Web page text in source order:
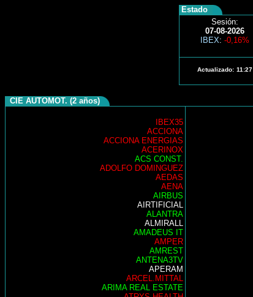
Estado
Sesión:
07-08-2026
IBEX: -0,16%
Actualizado: 11:27
CIE AUTOMOT. (2 años)
IBEX35
ACCIONA
ACCIONA ENERGIAS
ACERINOX
ACS CONST.
ADOLFO DOMINGUEZ
AEDAS
AENA
AIRBUS
AIRTIFICIAL
ALANTRA
ALMIRALL
AMADEUS IT
AMPER
AMREST
ANTENA3TV
APERAM
ARCEL.MITTAL
ARIMA REAL ESTATE